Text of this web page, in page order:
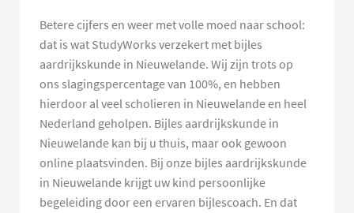
Betere cijfers en weer met volle moed naar school:
dat is wat StudyWorks verzekert met bijles
aardrijkskunde in Nieuwelande. Wij zijn trots op
ons slagingspercentage van 100%, en hebben
hierdoor al veel scholieren in Nieuwelande en heel
Nederland geholpen. Bijles aardrijkskunde in
Nieuwelande kan bij u thuis, maar ook gewoon
online plaatsvinden. Bij onze bijles aardrijkskunde
in Nieuwelande krijgt uw kind persoonlijke
begeleiding door een ervaren bijlescoach. En dat